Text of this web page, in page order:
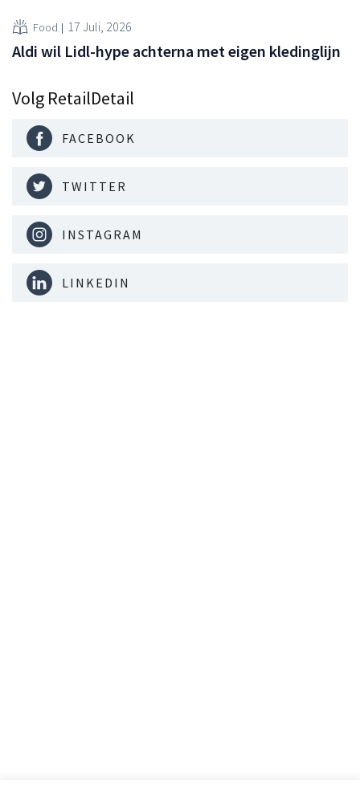
Food 17 Juli, 2026
Aldi wil Lidl-hype achterna met eigen kledinglijn
Volg RetailDetail
FACEBOOK
TWITTER
INSTAGRAM
LINKEDIN